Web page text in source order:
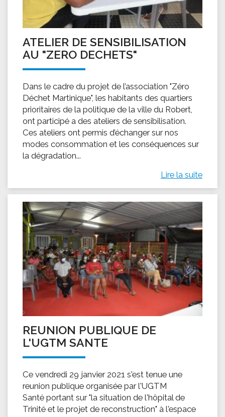
ATELIER DE SENSIBILISATION
AU "ZERO DECHETS"
Dans le cadre du projet de l’association "Zéro
Déchet Martinique", les habitants des quartiers
prioritaires de la politique de la ville du Robert,
ont participé a des ateliers de sensibilisation.
Ces ateliers ont permis d’échanger sur nos
modes consommation et les conséquences sur
la dégradation...
Lire la suite
REUNION PUBLIQUE DE
L'UGTM SANTE
Ce vendredi 29 janvier 2021 s'est tenue une
reunion publique organisée par l'UGTM
Santé portant sur "la situation de l'hôpital de
Trinité et le projet de reconstruction" à l'espace